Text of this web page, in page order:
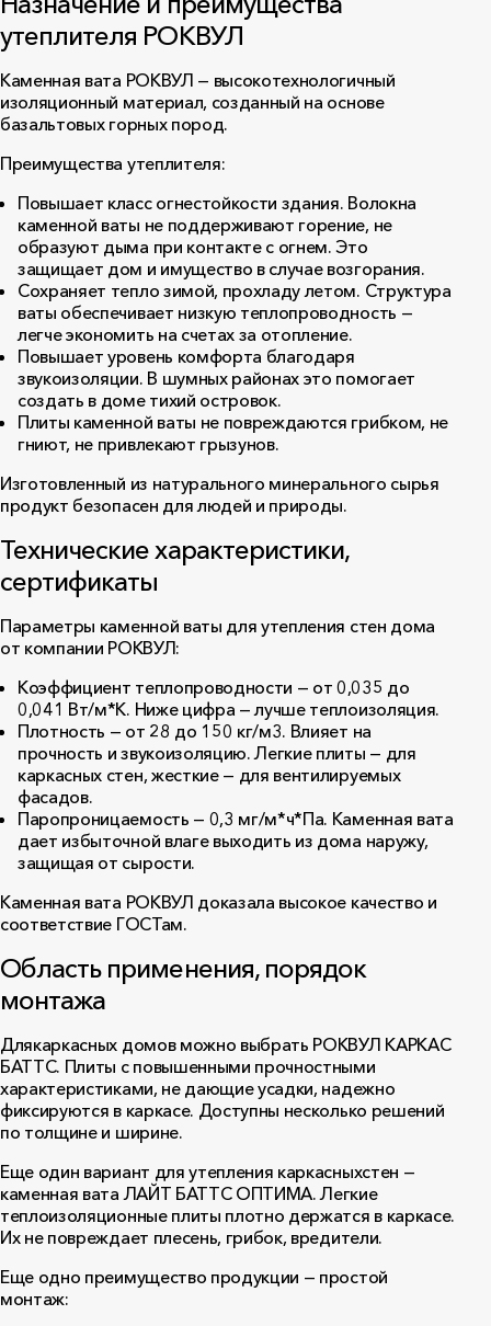
утеплителя РОКВУЛ
Каменная вата РОКВУЛ — высокотехнологичный
изоляционный материал, созданный на основе
базальтовых горных пород.
Преимущества утеплителя:
Повышает класс огнестойкости здания. Волокна
каменной ваты не поддерживают горение, не
образуют дыма при контакте с огнем. Это
защищает дом и имущество в случае возгорания.
Сохраняет тепло зимой, прохладу летом. Структура
ваты обеспечивает низкую теплопроводность —
легче экономить на счетах за отопление.
Повышает уровень комфорта благодаря
звукоизоляции. В шумных районах это помогает
создать в доме тихий островок.
Плиты каменной ваты не повреждаются грибком, не
гниют, не привлекают грызунов.
Изготовленный из натурального минерального сырья
продукт безопасен для людей и природы.
Технические характеристики,
сертификаты
Параметры каменной ваты для утепления стен дома
от компании РОКВУЛ:
Коэффициент теплопроводности — от 0,035 до
0,041 Вт/м*К. Ниже цифра — лучше теплоизоляция.
Плотность — от 28 до 150 кг/м3. Влияет на
прочность и звукоизоляцию. Легкие плиты — для
каркасных стен, жесткие — для вентилируемых
фасадов.
Паропроницаемость — 0,3 мг/м*ч*Па. Каменная вата
дает избыточной влаге выходить из дома наружу,
защищая от сырости.
Каменная вата РОКВУЛ доказала высокое качество и
соответствие ГОСТам.
Область применения, порядок
монтажа
Длякаркасных домов можно выбрать РОКВУЛ КАРКАС
БАТТС. Плиты с повышенными прочностными
характеристиками, не дающие усадки, надежно
фиксируются в каркасе. Доступны несколько решений
по толщине и ширине.
Еще один вариант для утепления каркасныхстен —
каменная ватаЛАЙТ БАТТС ОПТИМА. Легкие
теплоизоляционные плиты плотно держатся в каркасе.
Их не повреждает плесень, грибок, вредители.
Еще одно преимущество продукции — простой
монтаж: